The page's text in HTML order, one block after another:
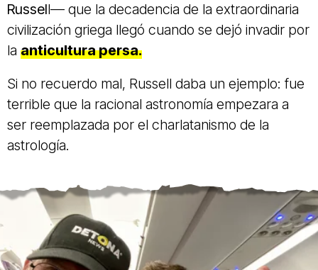
Russell— que la decadencia de la extraordinaria
civilización griega llegó cuando se dejó invadir por
la anticultura persa.
Si no recuerdo mal, Russell daba un ejemplo: fue
terrible que la racional astronomía empezara a
ser reemplazada por el charlatanismo de la
astrología.